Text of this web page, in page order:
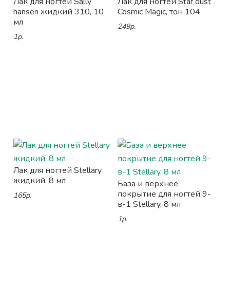
hansen жидкий 310, 10
мл
1р.
Cosmic Magic, тон 104
249р.
Лак для ногтей Stellary
жидкий, 8 мл
165р.
База и верхнее
покрытие для ногтей 9-
в-1 Stellary, 8 мл
1р.